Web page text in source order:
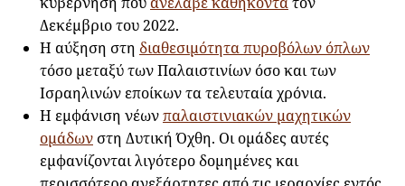
Δεκέμβριο του 2022.
Η αύξηση στη διαθεσιμότητα πυροβόλων όπλων
τόσο μεταξύ των Παλαιστινίων όσο και των
Ισραηλινών εποίκων τα τελευταία χρόνια.
Η εμφάνιση νέωνπαλαιστινιακών μαχητικών
ομάδων στη Δυτική Όχθη. Οι ομάδες αυτές
εμφανίζονται λιγότερο δομημένες και